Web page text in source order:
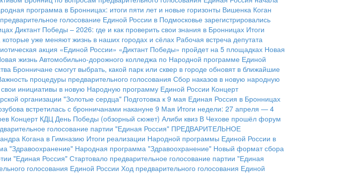
программа в Бронницах: итоги пяти лет и новые горизонты Вишенка Коган
голосование Единой России в Подмосковье зарегистрировались
Диктант Победы – 2026: где и как проверить свои знания в Бронницах Итоги
уже меняют жизнь в наших городах и сёлах Рабочая встреча депутата
акция «Единой России» «Диктант Победы» пройдет на 5 площадках Новая
жизнь Автомобильно-дорожного колледжа по Народной программе Единой
Бронничане смогут выбрать, какой парк или сквер в городе обновят в ближайшие
процедуры предварительного голосования Сбор наказов в новую народную
инициативы в новую Народную программу Единой России Концерт
организации "Золотые сердца" Подготовка к 9 мая Единая Россия в Бронницах
встретилась с бронничанами накануне 9 Мая Итоги недели: 27 апреля — 4
Концерт КДЦ День Победы (обзорный сюжет) Алиби квиз В Чехове прошёл форум
голосование партии "Единая Россия" ПРЕДВАРИТЕЛЬНОЕ
Когана в Гимназию Итоги реализации Народной программы Единой России в
"Здравоохранение" Народная программа "Здравоохранение" Новый формат сбора
"Единая Россия" Стартовало предварительное голосование партии "Единая
голосования Единой России Ход предварительного голосования Единой